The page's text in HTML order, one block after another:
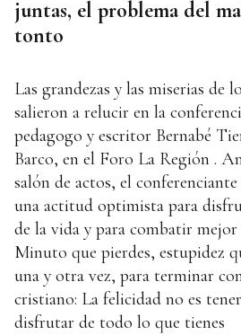
juntas, el problema del
tonto
Las grandezas y las miserias de
salieron a relucir en la
pedagogo y escritor Bernabé
Barco, en el Foro La Región .
salón de actos, el
una actitud optimista para
de la vida y para combatir mejor
Minuto que pierdes, estupidez
una y otra vez, para terminar
cristiano: La felicidad no es
disfrutar de todo lo que tienes